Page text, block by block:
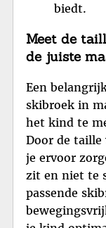
biedt.
Meet de
de juiste
Een
skibroek in
het kind te
Door de
je ervoor
zit en niet te
passende